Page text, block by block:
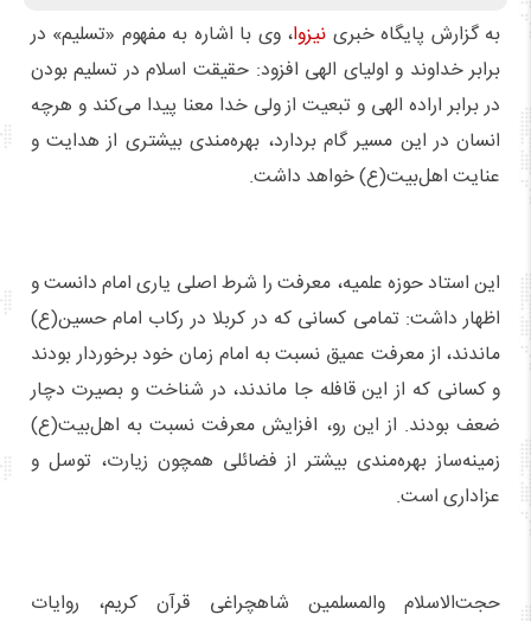
به گزارش پایگاه خبری نیزوا، وی با اشاره به مفهوم «تسلیم» در
برابر خداوند و اولیای الهی افزود: حقیقت اسلام در تسلیم بودن
در برابر اراده الهی و تبعیت از ولی خدا معنا پیدا می‌کند و هرچه
انسان در این مسیر گام بردارد، بهره‌مندی بیشتری از هدایت و
عنایت اهل‌بیت(ع) خواهد داشت.
این استاد حوزه علمیه، معرفت را شرط اصلی یاری امام دانست و
اظهار داشت: تمامی کسانی که در کربلا در رکاب امام حسین(ع)
ماندند، از معرفت عمیق نسبت به امام زمان خود برخوردار بودند
و کسانی که از این قافله جا ماندند، در شناخت و بصیرت دچار
ضعف بودند. از این رو، افزایش معرفت نسبت به اهل‌بیت(ع)
زمینه‌ساز بهره‌مندی بیشتر از فضائلی همچون زیارت، توسل و
عزاداری است.
حجت‌الاسلام والمسلمین شاهچراغی قرآن کریم، روایات